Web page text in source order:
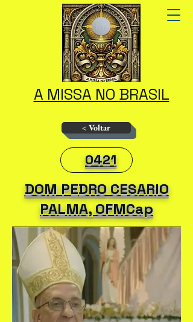
A MISSA NO BRASIL
< Voltar
0421
DOM PEDRO CESARIO
PALMA, OFMCap